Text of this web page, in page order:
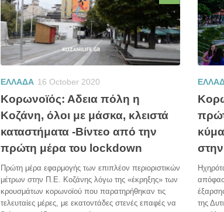
ΕΛΛΑΔΑ 16 October 2020
Κορωνοϊός: Αδεια πόλη η
Κοζάνη, όλοι με μάσκα, κλειστά
καταστήματα -Βίντεο από την
πρώτη μέρα του lockdown
Πρώτη μέρα εφαρμογής των επιπλέον περιοριστικών
μέτρων στην Π.Ε. Κοζάνης λόγω της «έκρηξης» των
κρουσμάτων κορωνοϊού που παρατηρήθηκαν τις
τελευταίες μέρες, με εκατοντάδες στενές επαφές να
της